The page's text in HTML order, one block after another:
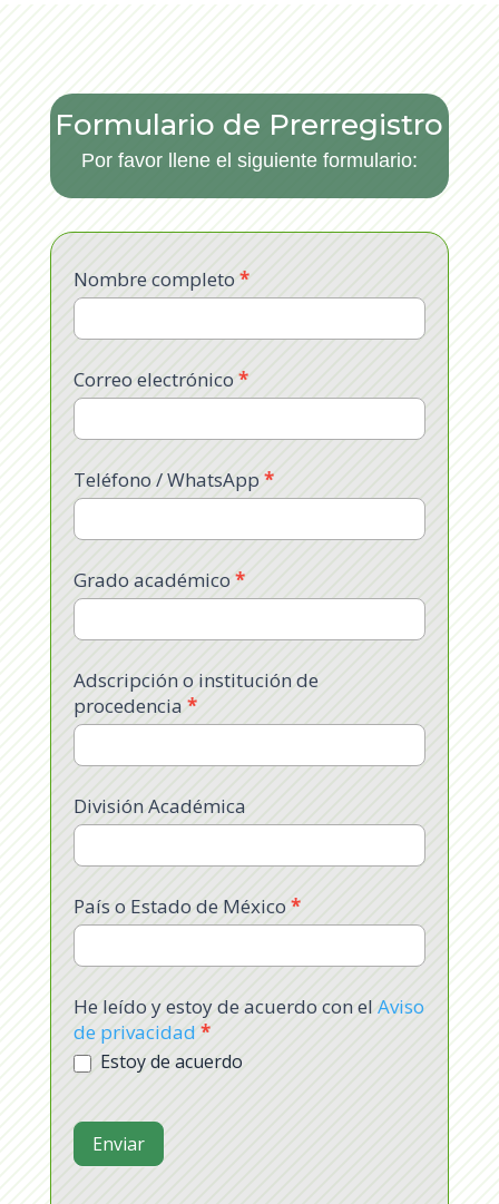
Formulario de Prerregistro
Por favor llene el siguiente formulario:
2609
HACCP
Nombre completo*
Correo electrónico *
Teléfono / WhatsApp *
Grado académico *
Adscripción o institución de
procedencia *
División Académica
País o Estado de México *
He leído y estoy de acuerdo con el Aviso
de privacidad *
Estoy de acuerdo
Enviar